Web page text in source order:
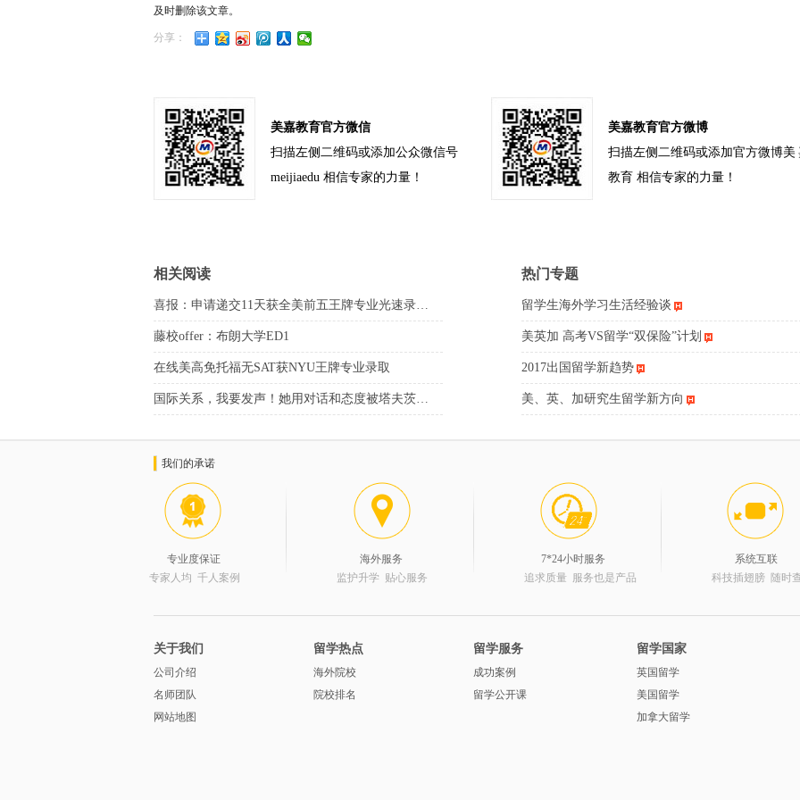
及时删除该文章。
分享：
美嘉教育官方微信
扫描左侧二维码或添加公众微信号
meijiaedu 相信专家的力量！
美嘉教育官方微博
扫描左侧二维码或添加官方微博美
教育 相信专家的力量！
相关阅读
喜报：申请递交11天获全美前五王牌专业光速录…
藤校offer：布朗大学ED1
在线美高免托福无SAT获NYU王牌专业录取
国际关系，我要发声！她用对话和态度被塔夫茨…
热门专题
留学生海外学习生活经验谈
美英加 高考VS留学“双保险”计划
2017出国留学新趋势
美、英、加研究生留学新方向
我们的承诺
专业度保证
专家人均 千人案例
海外服务
监护升学 贴心服务
7*24小时服务
追求质量 服务也是产品
系统互联
科技插翅膀 随时
关于我们
公司介绍
名师团队
网站地图
留学热点
海外院校
院校排名
留学服务
成功案例
留学公开课
留学国家
英国留学
美国留学
加拿大留学